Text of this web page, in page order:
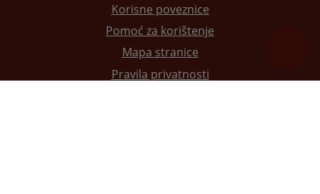
Korisne poveznice
Pomoć za korištenje
Mapa stranice
Pravila privatnosti